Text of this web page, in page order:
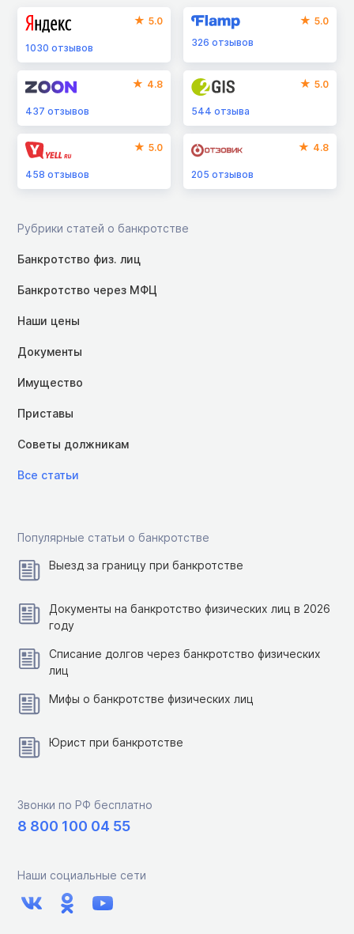
5.0
1030 отзывов
5.0
326отзывов
4.8
437 отзывов
5.0
544отзыва
5.0
458 отзывов
4.8
205отзывов
Рубрики статей о банкротстве
Банкротство физ. лиц
Банкротство через МФЦ
Наши цены
Документы
Имущество
Приставы
Советы должникам
Все статьи
Популярные статьи о банкротстве
Выезд за границу при банкротстве
Документы на банкротство физических лиц в 2026
году
Списание долгов через банкротство физических
лиц
Мифы о банкротстве физических лиц
Юрист при банкротстве
Звонки по РФ бесплатно
8 800 100 04 55
Наши социальные сети